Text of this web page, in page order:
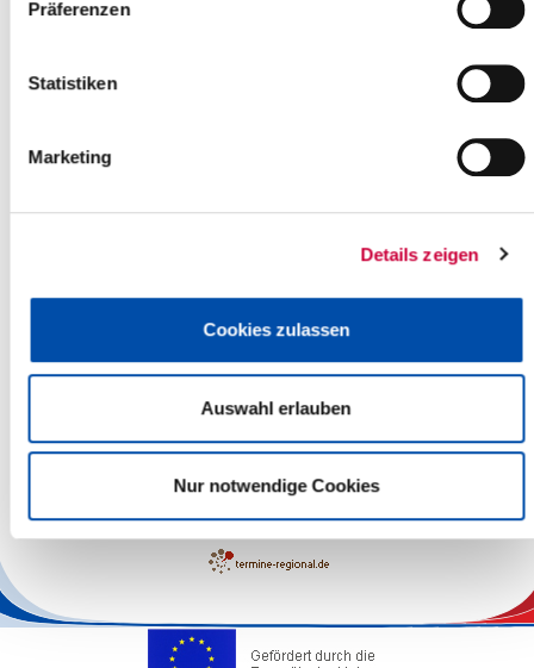
Präferenzen
Statistiken
Marketing
Details zeigen
Cookies zulassen
Auswahl erlauben
Nur notwendige Cookies